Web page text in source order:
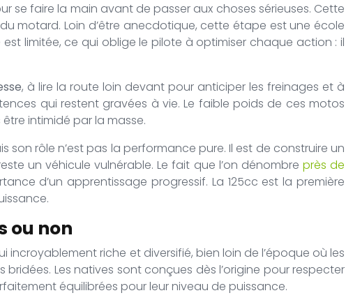
se faire la main avant de passer aux choses sérieuses. Cette
motard. Loin d’être anecdotique, cette étape est une école
limitée, ce qui oblige le pilote à optimiser chaque action : il
, à lire la route loin devant pour anticiper les freinages et à
qui restent gravées à vie. Le faible poids de ces motos
intimidé par la masse.
son rôle n’est pas la performance pure. Il est de construire un
un véhicule vulnérable. Le fait que l’on dénombre près de
d’un apprentissage progressif. La 125cc est la première
ou non
incroyablement riche et diversifié, bien loin de l’époque où les
Les natives sont conçues dès l’origine pour respecter
équilibrées pour leur niveau de puissance.